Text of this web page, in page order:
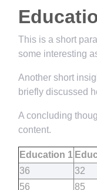
This is a short
some interesting
Another short
briefly discussed
A concluding
content.
Education 1
36
32
56
85